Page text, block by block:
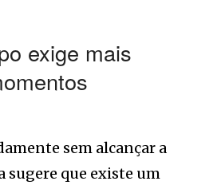
exige mais
sem alcançar a
sugere que existe um